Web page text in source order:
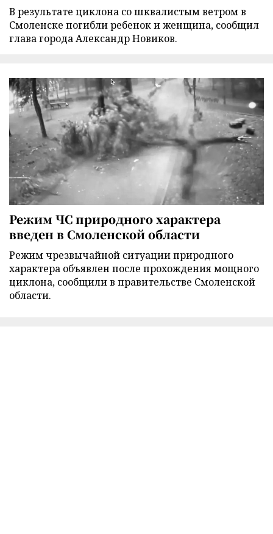
В результате циклона со шквалистым ветром в
Смоленске погибли ребенок и женщина, сообщил
глава города Александр Новиков.
Режим ЧС природного характера
введен в Смоленской области
Режим чрезвычайной ситуации природного
характера объявлен после прохождения мощного
циклона, сообщили в правительстве Смоленской
области.